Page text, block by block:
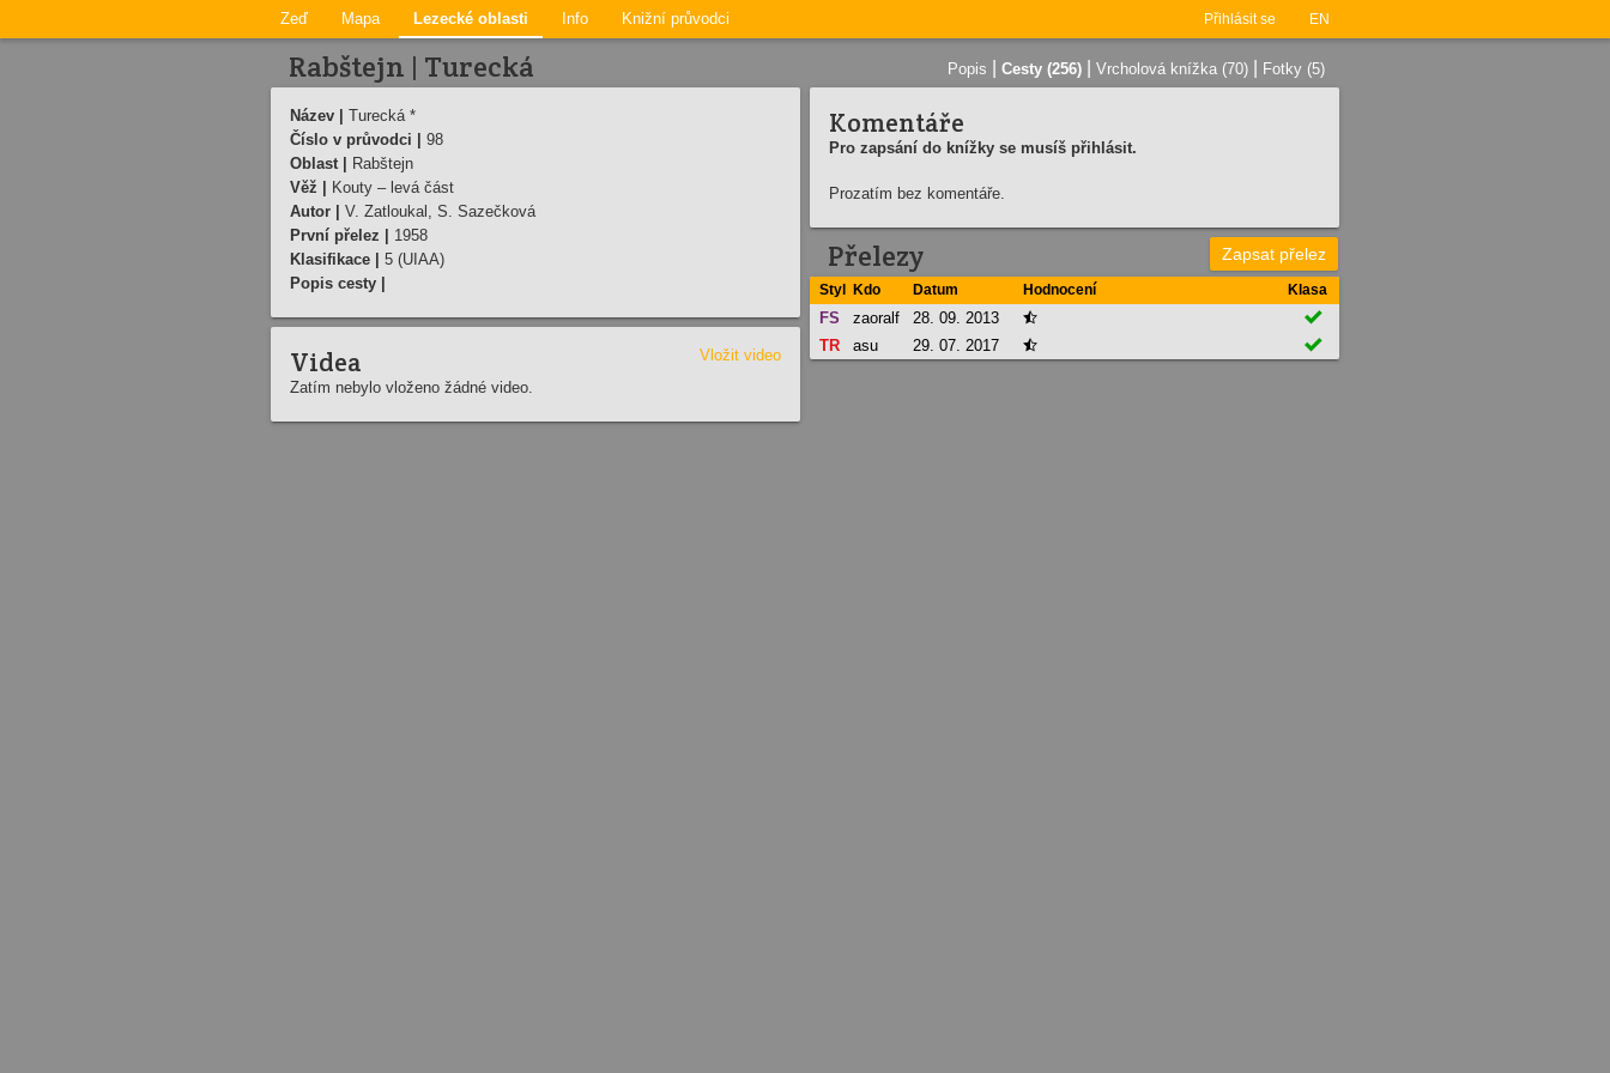
Přihlásit se EN
Zeď Mapa Lezecké oblasti Info Knižní průvodci
Rabštejn | Turecká Popis Cesty (256) Vrcholová knížka (70) Fotky (5)
Název |
Turecká *
Číslo v průvodci |
98
Oblast |
Rabštejn
Věž |
Kouty – levá část
Autor |
V. Zatloukal, S. Sazečková
První přelez |
1958
Klasifikace |
5 (UIAA)
Popis cesty |
Videa
Vložit video
Zatím nebylo vloženo žádné video.
Komentáře
Pro zapsání do knížky se musíš přihlásit.
Prozatím bez komentáře.
Přelezy Zapsat přelez
Styl Kdo Datum Hodnocení Klasa
FS zaoralf 28. 09. 2013 

TR
asu 29. 07. 2017  